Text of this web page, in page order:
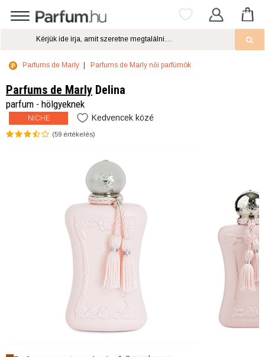
Parfums de Marly Parfums de Marly női parfümök
Parfums de Marly Delina
parfum - hölgyeknek
NICHE Kedvencek közé
(59 értékelés)